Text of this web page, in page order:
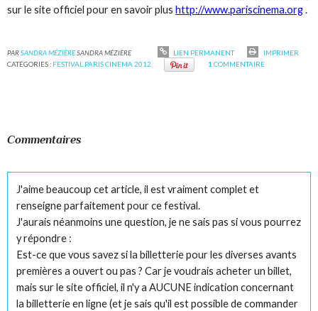
sur le site officiel pour en savoir plushttp://www.pariscinema.org.
PARSANDRA MÉZIÈRESANDRA MÉZIÈRE LIEN PERMANENT
IMPRIMER
CATÉGORIES : FESTIVAL PARIS CINEMA 2012 1COMMENTAIRE
Commentaires
J'aime beaucoup cet article, il est vraiment complet et
renseigne parfaitement pour ce festival.
J'aurais néanmoins une question, je ne sais pas si vous pourrez
y répondre :
Est-ce que vous savez si la billetterie pour les diverses avants
premières a ouvert ou pas ? Car je voudrais acheter un billet,
mais sur le site officiel, il n'y a AUCUNE indication concernant
la billetterie en ligne (et je sais qu'il est possible de commander